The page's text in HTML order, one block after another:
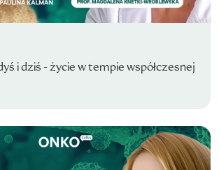
i dziś - życie w tempie współczesnej